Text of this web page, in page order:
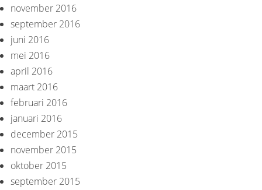
november 2016
september 2016
juni 2016
mei 2016
april 2016
maart 2016
februari 2016
januari 2016
december 2015
november 2015
oktober 2015
september 2015